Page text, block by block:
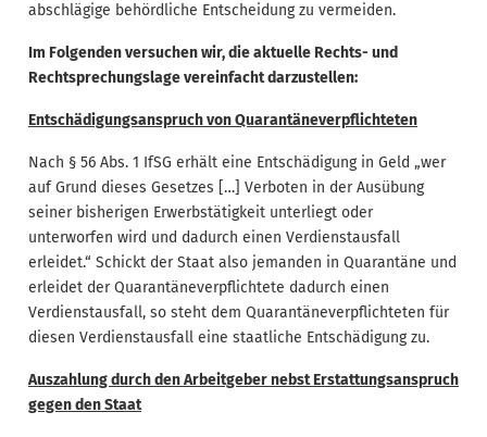
abschlägige behördliche Entscheidung zu vermeiden.
Im Folgenden versuchen wir, die aktuelle Rechts- und
Rechtsprechungslage vereinfacht darzustellen:
Entschädigungsanspruch von Quarantäneverpflichteten
Nach § 56 Abs. 1 IfSG erhält eine Entschädigung in Geld „wer
auf Grund dieses Gesetzes […] Verboten in der Ausübung
seiner bisherigen Erwerbstätigkeit unterliegt oder
unterworfen wird und dadurch einen Verdienstausfall
erleidet.“ Schickt der Staat also jemanden in Quarantäne und
erleidet der Quarantäneverpflichtete dadurch einen
Verdienstausfall, so steht dem Quarantäneverpflichteten für
diesen Verdienstausfall eine staatliche Entschädigung zu.
Auszahlung durch den Arbeitgeber nebst Erstattungsanspruch
gegen den Staat